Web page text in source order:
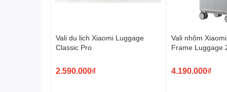
Vali du lịch Xiaomi Luggage
Classic Pro
2.590.000₫
Vali nhôm
Frame Luggage
4.190.000₫